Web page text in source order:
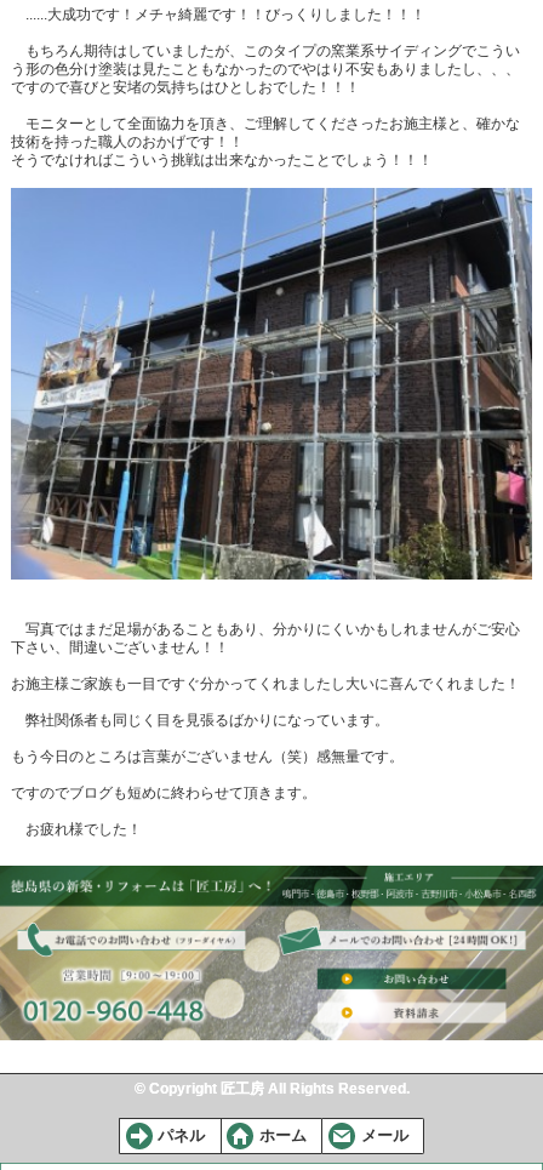
......大成功です！メチャ綺麗です！！びっくりしました！！！
もちろん期待はしていましたが、このタイプの窯業系サイディングでこうい
う形の色分け塗装は見たこともなかったのでやはり不安もありましたし、、、
ですので喜びと安堵の気持ちはひとしおでした！！！
モニターとして全面協力を頂き、ご理解してくださったお施主様と、確かな
技術を持った職人のおかげです！！
そうでなければこういう挑戦は出来なかったことでしょう！！！
写真ではまだ足場があることもあり、分かりにくいかもしれませんがご安心
下さい、間違いございません！！
お施主様ご家族も一目ですぐ分かってくれましたし大いに喜んでくれました！
弊社関係者も同じく目を見張るばかりになっています。
もう今日のところは言葉がございません（笑）感無量です。
ですのでブログも短めに終わらせて頂きます。
お疲れ様でした！
© Copyright 匠工房 All Rights Reserved.
パネル ホーム メール